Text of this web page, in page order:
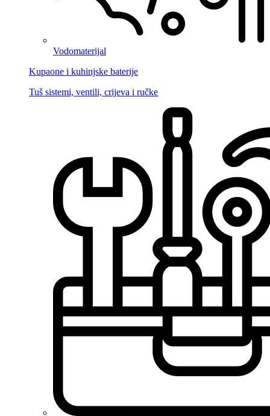
Vodomaterijal
Kupaone i kuhinjske baterije
Tuš sistemi, ventili, crijeva i ručke